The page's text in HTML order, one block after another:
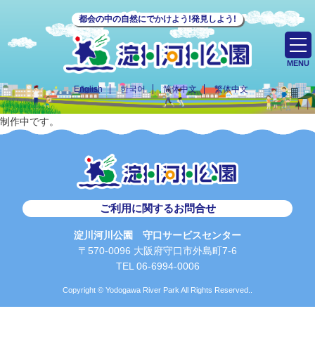
都会の中の自然にでかけよう!発見しよう!
English 한국어 简体中文 繁体中文
MENU
制作中です。
ご利用に関するお問合せ
淀川河川公園 守口サービスセンター
〒570-0096 大阪府守口市外島町7-6
TEL 06-6994-0006
Copyright © Yodogawa River Park All Rights Reserved..